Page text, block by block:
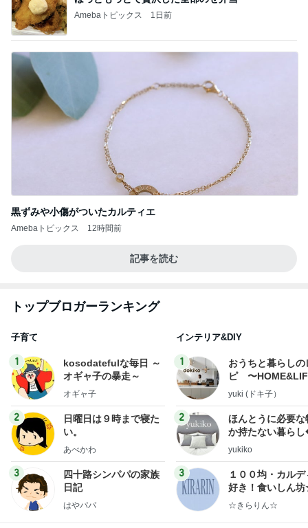
Amebaトピックス 1日前
黒ずみや小傷がついたカルティエ
Amebaトピックス 12時間前
記事を読む
トップブロガーランキング
子育て
1
kosodatefulな毎日 ～
オギャ子の暴走～
オギャ子
2
日曜日は９時まで寝た
い。
あべかわ
3
四十路シンパパの家族
日記
はやパパ
インテリア&DIY
1
おうちと暮らしの
ピ 〜
yuki (ドキ子）
2
ほんとうに必要な
か持たない暮ら
ep Life Simple◆
yukiko
3
１００均・カルデ
好き！食いしん
らりん☆のブログ
☆きらりん☆